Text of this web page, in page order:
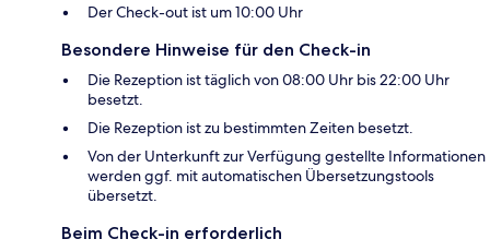
Der Check-out ist um 10:00 Uhr
Besondere Hinweise für den Check-in
Die Rezeption ist täglich von 08:00 Uhr bis 22:00 Uhr
besetzt.
Die Rezeption ist zu bestimmten Zeiten besetzt.
Von der Unterkunft zur Verfügung gestellte Informationen
werden ggf. mit automatischen Übersetzungstools
übersetzt.
Beim Check-in erforderlich